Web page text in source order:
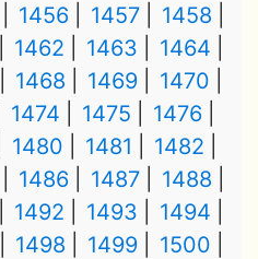
1456 1457
1458
1462 1463
1464
1468 1469
1470
1474 1475
1476
1480 1481
1482
1486 1487
1488
1492 1493
1494
1498 1499
1500